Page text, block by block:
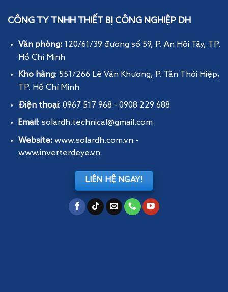
CÔNG TY TNHH THIẾT BỊ CÔNG NGHIỆP DH
Văn phòng: 120/61/39 đường số 59, P. An Hội Tây, TP.
Hồ Chí Minh
Kho hàng: 551/266 Lê Văn Khương, P. Tân Thới Hiệp,
TP. Hồ Chí Minh
Điện thoại: 0967 517 968 - 0908 229 688
Email: solardh.technical@gmail.com
Website: www.solardh.com.vn-
www.inverterdeye.vn
LIÊN HỆ NGAY!